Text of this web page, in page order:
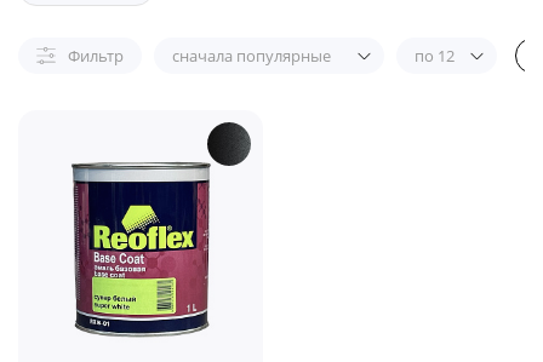
Фильтр сначала популярные по 12